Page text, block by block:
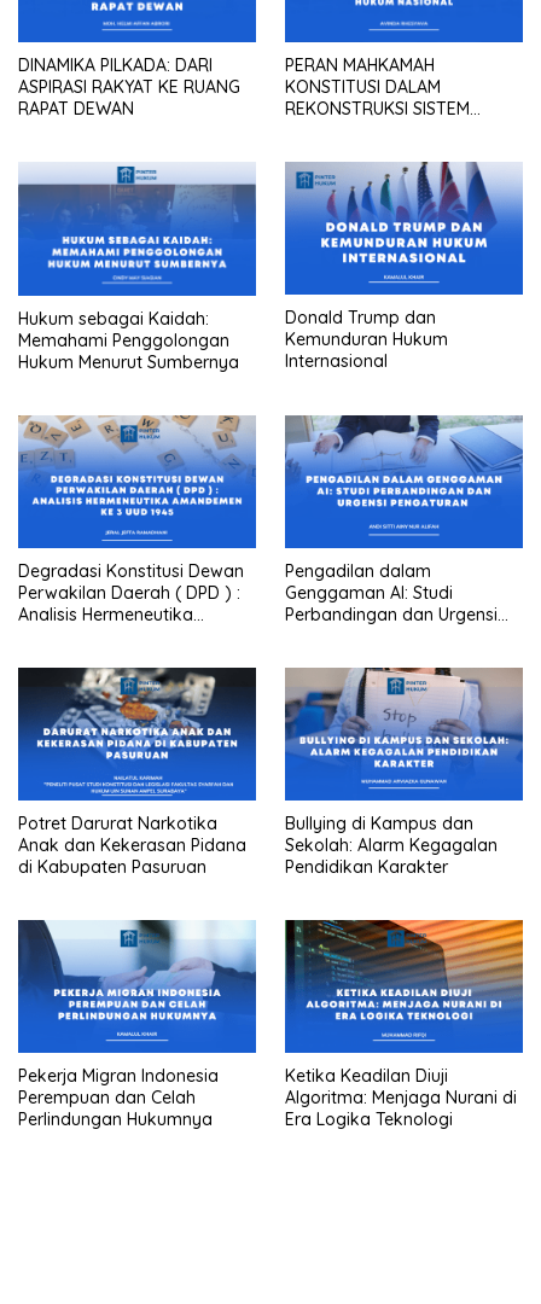
DINAMIKA PILKADA: DARI
ASPIRASI RAKYAT KE RUANG
RAPAT DEWAN
PERAN MAHKAMAH
KONSTITUSI DALAM
REKONSTRUKSI SISTEM
Hukum sebagai Kaidah:
Memahami Penggolongan
Hukum Menurut Sumbernya
Donald Trump dan
Kemunduran Hukum
Internasional
Degradasi Konstitusi Dewan
Perwakilan Daerah ( DPD ) :
Analisis Hermeneutika
Pengadilan dalam
Genggaman AI: Studi
Perbandingan dan Urgensi
Potret Darurat Narkotika
Anak dan Kekerasan Pidana
di Kabupaten Pasuruan
Bullying di Kampus dan
Sekolah: Alarm Kegagalan
Pendidikan Karakter
Pekerja Migran Indonesia
Perempuan dan Celah
Perlindungan Hukumnya
Ketika Keadilan Diuji
Algoritma: Menjaga Nurani di
Era Logika Teknologi